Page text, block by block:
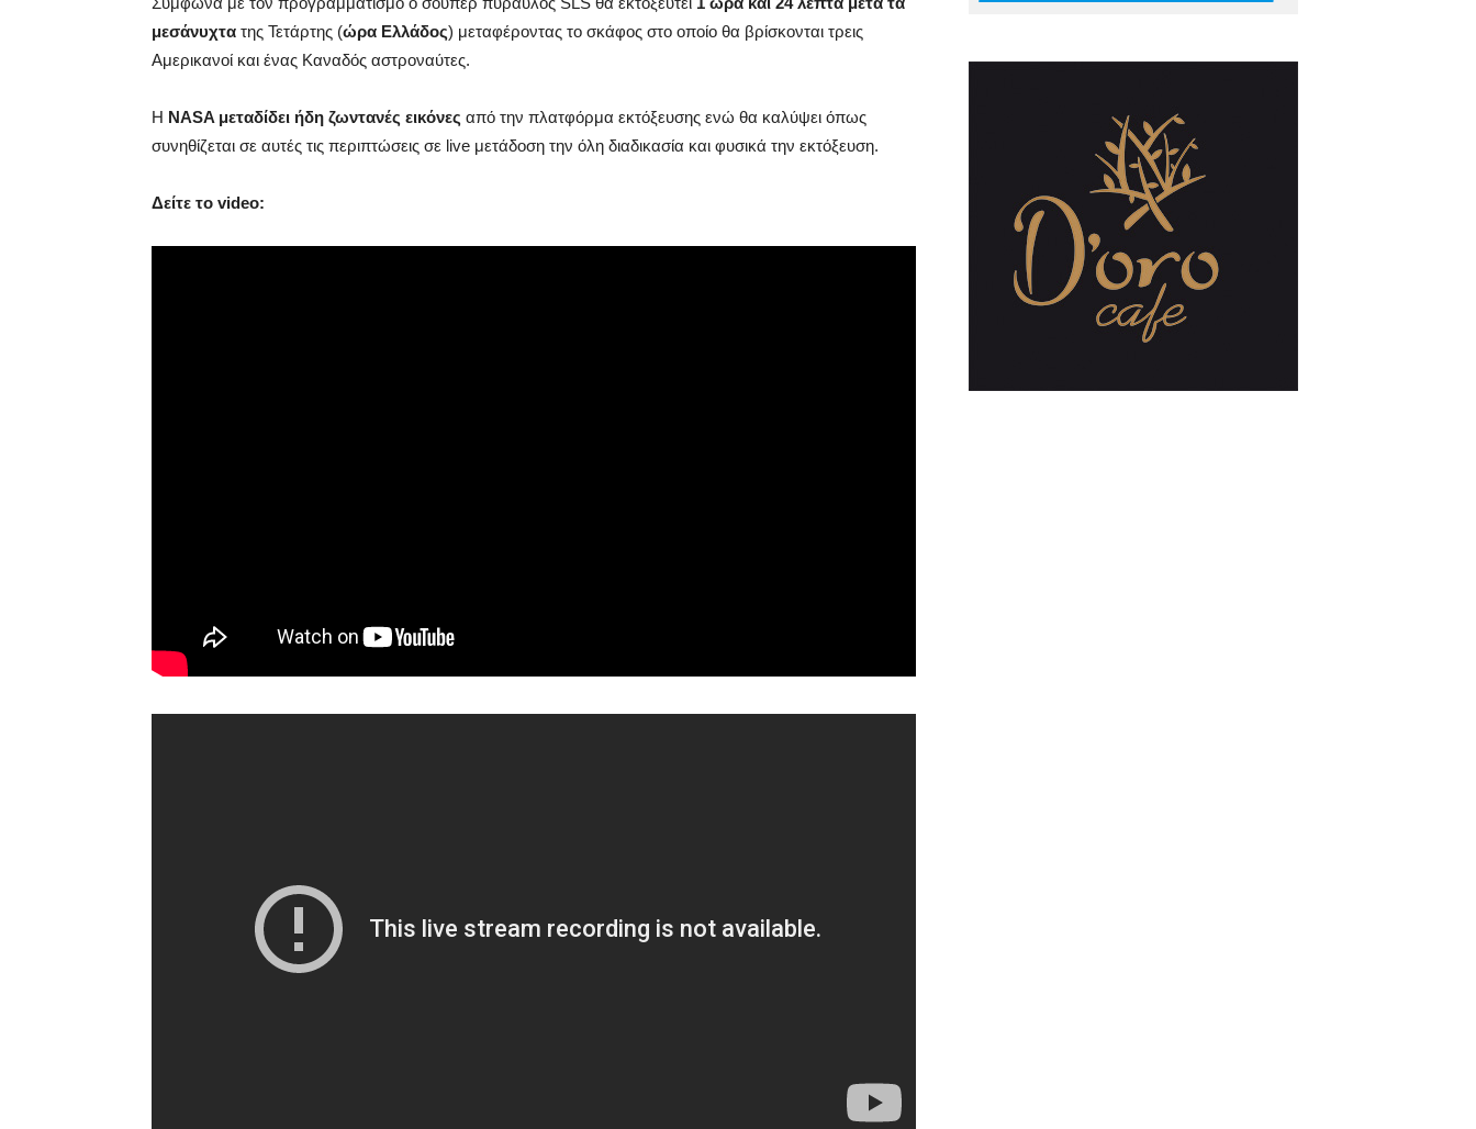
μεσάνυχτα της Τετάρτης (ώρα Ελλάδος) μεταφέροντας το σκάφος στο οποίο θα βρίσκονται τρεις
Αμερικανοί και ένας Καναδός αστροναύτες.
Η NASA μεταδίδει ήδη ζωντανές εικόνες από την πλατφόρμα εκτόξευσης ενώ θα καλύψει όπως
συνηθίζεται σε αυτές τις περιπτώσεις σε live μετάδοση την όλη διαδικασία και φυσικά την εκτόξευση.
Δείτε το video: